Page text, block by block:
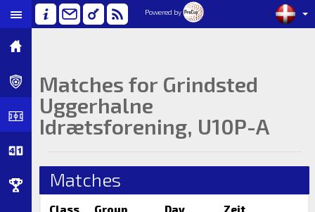
Powered by
Matches for Grindsted
Uggerhalne
Idrætsforening, U10P-A
Matches
Class Group Day Zeit